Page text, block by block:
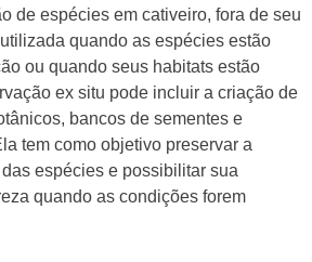
de espécies em cativeiro, fora de seu
quando as espécies estão
ou quando seus habitats estão
ex situ pode incluir a criação de
bancos de sementes e
tem como objetivo preservar a
espécies e possibilitar sua
quando as condições forem